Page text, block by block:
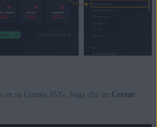
en su Cuenta AVG, haga clic en Cerrar